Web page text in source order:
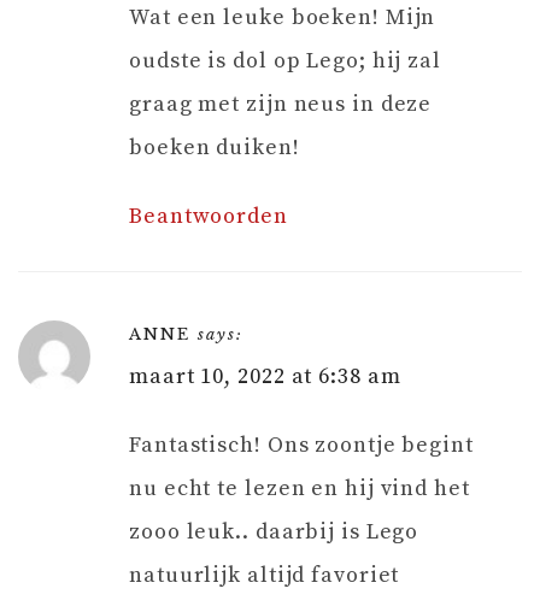
Wat een leuke boeken! Mijn
oudste is dol op Lego; hij zal
graag met zijn neus in deze
boeken duiken!
Beantwoorden
ANNE says:
maart 10, 2022 at 6:38 am
Fantastisch! Ons zoontje begint
nu echt te lezen en hij vind het
zooo leuk.. daarbij is Lego
natuurlijk altijd favoriet